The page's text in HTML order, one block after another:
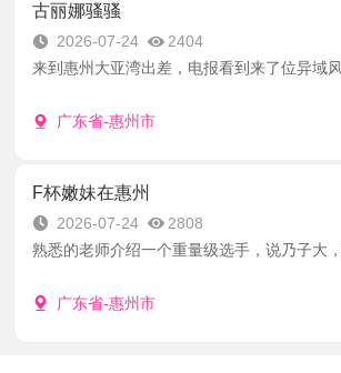
古丽娜骚骚
2026-07-24
2404
来到惠州大亚湾出差，电报看到来了位异域
广东省-惠州市
F杯嫩妹在惠州
2026-07-24
2808
熟悉的老师介绍一个重量级选手，说乃子大
广东省-惠州市